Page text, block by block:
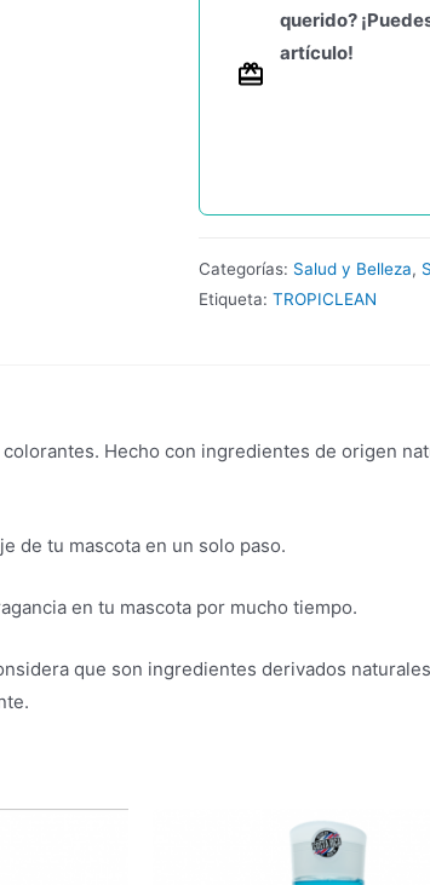
querido?
artículo!
Categorías: Salud y Belleza,
Etiqueta: TROPICLEAN
Hecho con ingredientes de origen
de tu mascota en un solo paso.
en tu mascota por mucho tiempo.
que son ingredientes derivados